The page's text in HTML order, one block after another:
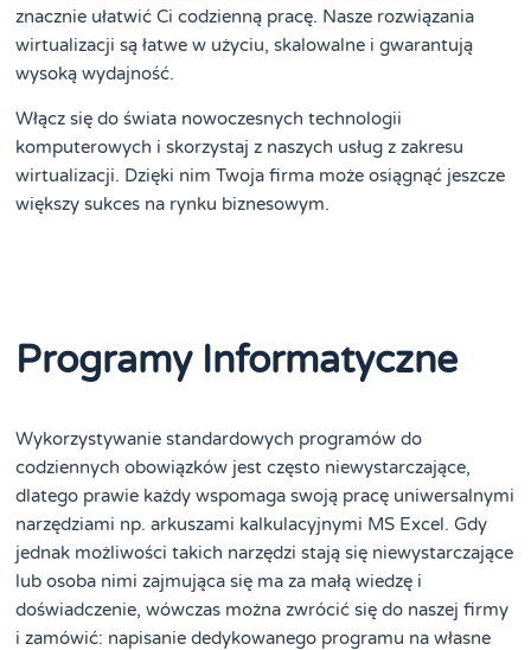
znacznie ułatwić Ci codzienną pracę. Nasze rozwiązania
wirtualizacji są łatwe w użyciu, skalowalne i gwarantują
wysoką wydajność.
Włącz się do świata nowoczesnych technologii
komputerowych i skorzystaj z naszych usług z zakresu
wirtualizacji. Dzięki nim Twoja firma może osiągnąć jeszcze
większy sukces na rynku biznesowym.
Programy Informatyczne
Wykorzystywanie standardowych programów do
codziennych obowiązków jest często niewystarczające,
dlatego prawie każdy wspomaga swoją pracę uniwersalnymi
narzędziami np. arkuszami kalkulacyjnymi MS Excel. Gdy
jednak możliwości takich narzędzi stają się niewystarczające
lub osoba nimi zajmująca się ma za małą wiedzę i
doświadczenie, wówczas można zwrócić się do naszej firmy
i zamówić: napisanie dedykowanego programu na własne